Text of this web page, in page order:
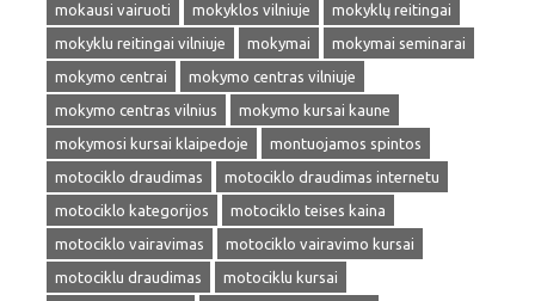
mokausi vairuoti
mokyklos vilniuje
mokyklų reitingai
mokyklu reitingai vilniuje
mokymai
mokymai seminarai
mokymo centrai
mokymo centras vilniuje
mokymo centras vilnius
mokymo kursai kaune
mokymosi kursai klaipedoje
montuojamos spintos
motociklo draudimas
motociklo draudimas internetu
motociklo kategorijos
motociklo teises kaina
motociklo vairavimas
motociklo vairavimo kursai
motociklu draudimas
motociklu kursai